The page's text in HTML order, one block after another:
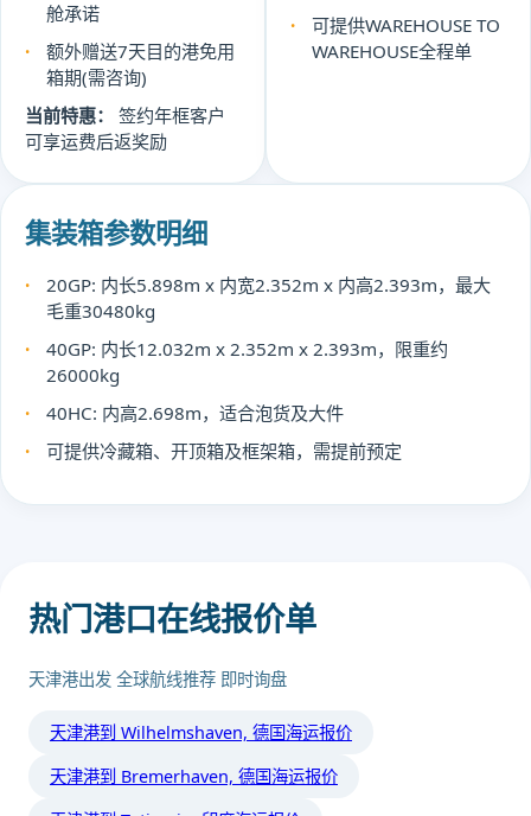
舱承诺
额外赠送7天目的港免用
箱期(需咨询)
当前特惠：
签约年框客户
可享运费后返奖励
可提供WAREHOUSE TO
WAREHOUSE全程单
集装箱参数明细
20GP: 内长5.898m x 内宽2.352m x 内高2.393m，最大
毛重30480kg
40GP: 内长12.032m x 2.352m x 2.393m，限重约
26000kg
40HC: 内高2.698m，适合泡货及大件
可提供冷藏箱、开顶箱及框架箱，需提前预定
热门港口在线报价单
天津港出发 全球航线推荐 即时询盘
天津港到 Wilhelmshaven, 德国海运报价
天津港到 Bremerhaven, 德国海运报价